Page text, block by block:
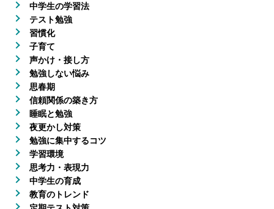
中学生の学習法
テスト勉強
習慣化
子育て
声かけ・接し方
勉強しない悩み
思春期
信頼関係の築き方
睡眠と勉強
夜更かし対策
勉強に集中するコツ
学習環境
思考力・表現力
中学生の育成
教育のトレンド